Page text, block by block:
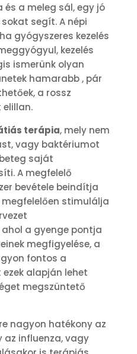
és a meleg sál, egy jó
segít. A népi
gyógyszeres kezelés
kezelés
ismerünk olyan
hamarabb , pár
a rossz
elillan.
terápia, mely nem
vagy baktériumot
saját
A megfelelő
bevétele beindítja
stimulálja
a gyenge pontja
megfigyelése, a
fontos a
alapján lehet
megszüntető
nagyon hatékony az
az influenza, vagy